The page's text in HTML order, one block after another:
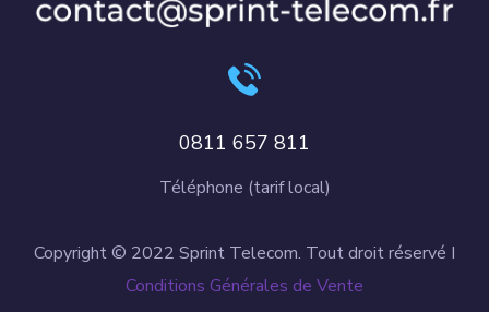
0811 657 811
Téléphone (tarif local)
Copyright © 2022 Sprint Telecom. Tout droit réservé I
Conditions Générales de Vente